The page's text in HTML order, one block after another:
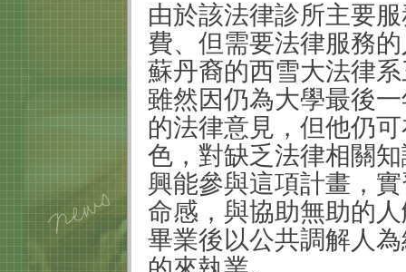
由於該法律診所主要
費、但需要法律服務
蘇丹裔的西雪大法律
雖然因仍為大學最後
的法律意見，但他仍
色，對缺乏法律相關
興能參與這項計畫，
命感，與協助無助的
畢業後以公共調解人